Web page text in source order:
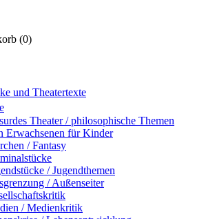
(0)
und Theatertexte
Theater / philosophische Themen
Erwachsenen für Kinder
/ Fantasy
/ Jugendthemen
/ Außenseiter
/ Medienkritik